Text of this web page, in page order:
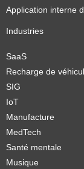
Application interne
Industries
SaaS
Recharge de
SIG
IoT
Manufacture
MedTech
Santé mentale
Musique